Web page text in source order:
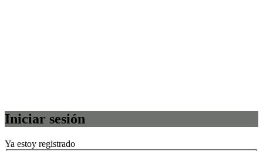
Iniciar sesión
Ya estoy registrado